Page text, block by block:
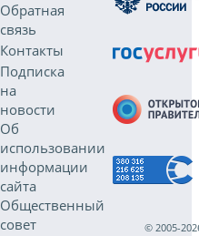
Обратная
связь
Контакты
Подписка
на
новости
Об
использовании
информации
сайта
Общественный
совет
© 2005-